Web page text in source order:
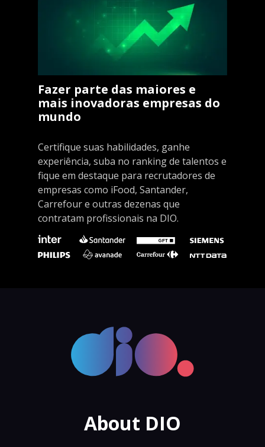
Fazer parte das maiores e
mais inovadoras empresas do
mundo
Certifique suas habilidades, ganhe
experiência, suba no ranking de talentos e
fique em destaque para recrutadores de
empresas como iFood, Santander,
Carrefour e outras dezenas que
contratam profissionais na DIO.
About DIO